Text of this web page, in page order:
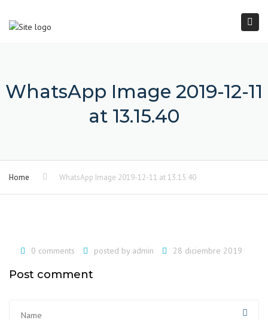
WhatsApp Image 2019-12-11
at 13.15.40
Home WhatsApp Image 2019-12-11 at 13.15.40
0 comments posted by admin 28 diciembre 2019
Post comment